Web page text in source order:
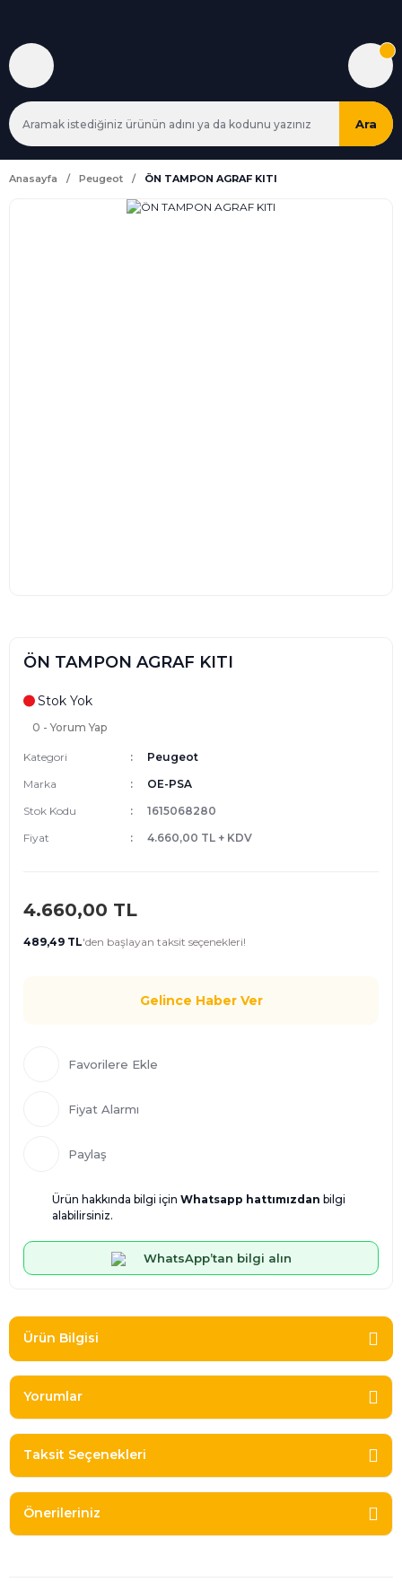
Ara
Anasayfa Peugeot ÖN TAMPON AGRAF KITI
ÖN TAMPON AGRAF KITI
Stok Yok
0 - Yorum Yap
Kategori
Peugeot
Marka
OE-PSA
Stok Kodu
1615068280
Fiyat
4.660,00 TL + KDV
4.660,00 TL
489,49 TL'den başlayan taksit seçenekleri!
Gelince Haber Ver
Fiyat Alarmı
Paylaş
Ürün hakkında bilgi için Whatsapp hattımızdan bilgi
alabilirsiniz.
WhatsApp’tan bilgi alın
Ürün Bilgisi
Yorumlar
Taksit Seçenekleri
Önerileriniz